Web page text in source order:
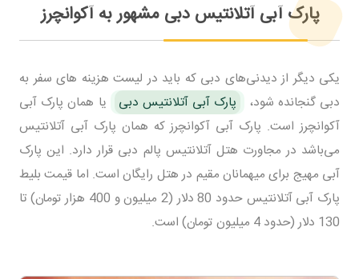
پارک آبی آتلانتیس دبی مشهور به آکوانچرز
یکی دیگر از دیدنی‌های دبی که باید در لیست هزینه های سفر به
دبی گنجانده شود،
پارک آبی آتلانتیس دبی
یا همان پارک آبی
آکوانچرز است. پارک آبی آکوانچرز که همان پارک آبی آتلانتیس
می‌باشد در مجاورت هتل آتلانتیس پالم دبی قرار دارد. این پارک
آبی مهیج برای میهمانان مقیم در هتل رایگان است. اما قیمت بلیط
پارک آبی آتلانتیس حدود 80 دلار (2 میلیون و 400 هزار تومان) تا
130 دلار (حدود 4 میلیون تومان) است.